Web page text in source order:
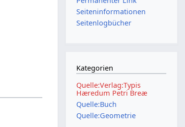
Seiten­­informationen
Seitenlogbücher
Kategorien
Quelle:Verlag:Typis
Hæredum Petri Breæ
Quelle:Buch
Quelle:Geometrie